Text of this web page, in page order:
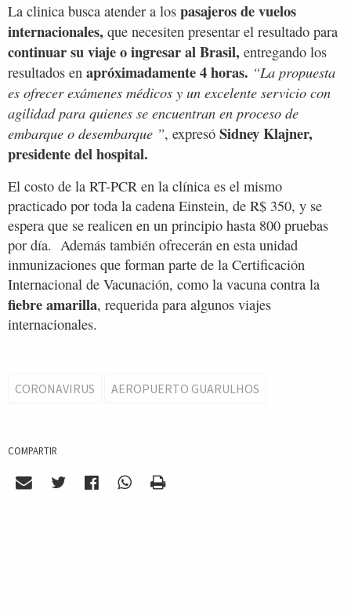
La clinica busca atender a los pasajeros de vuelos
internacionales, que necesiten presentar el resultado para
continuar su viaje o ingresar al Brasil, entregando los
resultados en apróximadamente 4 horas. “La propuesta
es ofrecer exámenes médicos y un excelente servicio con
agilidad para quienes se encuentran en proceso de
embarque o desembarque ”, expresó Sidney Klajner,
presidente del hospital.
El costo de la RT-PCR en la clínica es el mismo
practicado por toda la cadena Einstein, de R$ 350, y se
espera que se realicen en un principio hasta 800 pruebas
por día. Además también ofrecerán en esta unidad
inmunizaciones que forman parte de la Certificación
Internacional de Vacunación, como la vacuna contra la
fiebre amarilla, requerida para algunos viajes
internacionales.
CORONAVIRUS AEROPUERTO GUARULHOS
COMPARTIR